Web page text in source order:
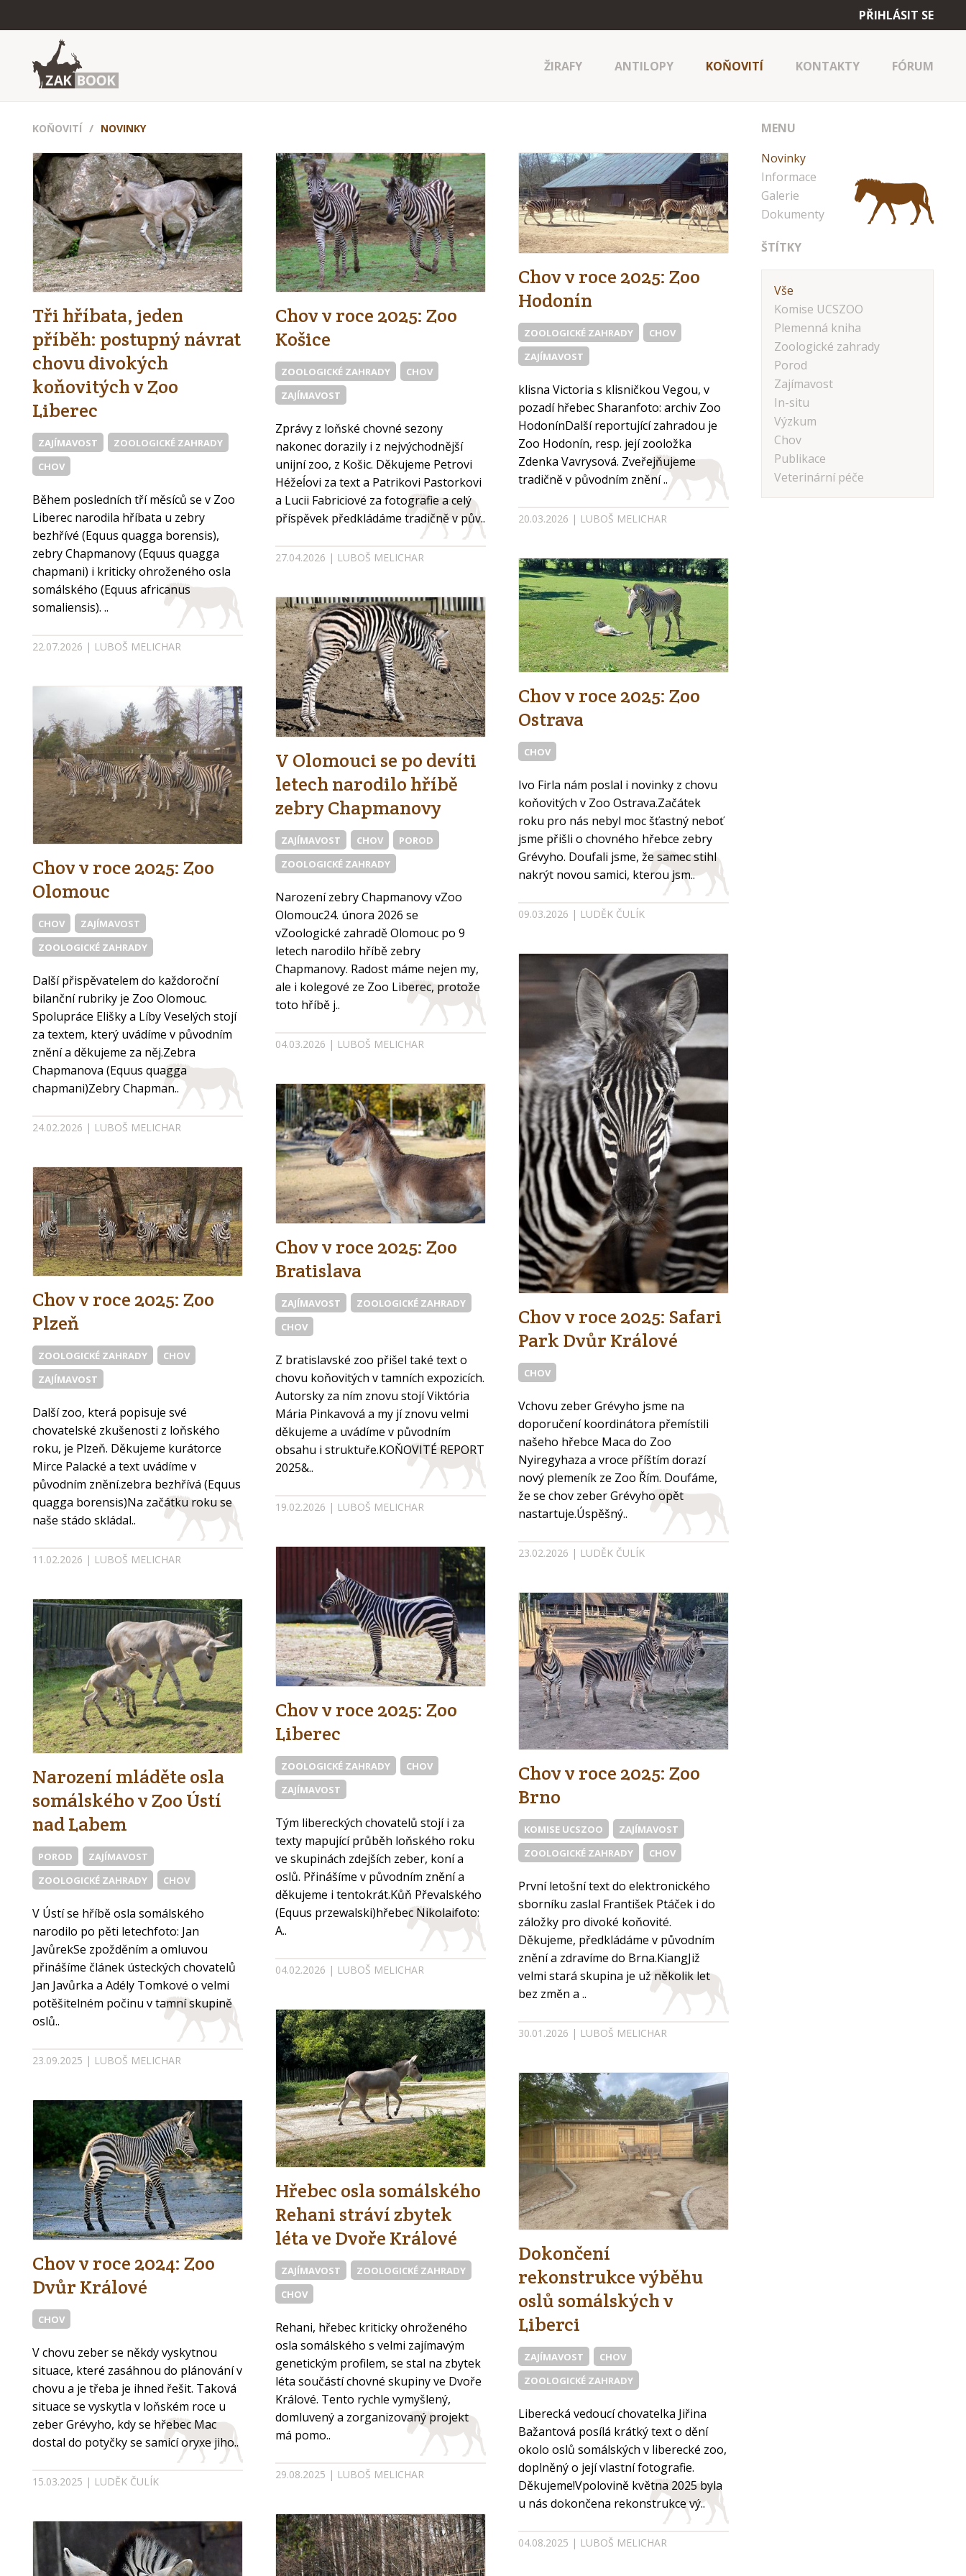
Přihlášení
Heslo
Zapomenuté heslo
ZAVŘÍT PŘIHLÁSIT
PŘIHLÁSIT SE
ŽIRAFY ANTILOPY KOŇOVITÍ KONTAKTY FÓRUM
KOŇOVITÍ NOVINKY
Tři hříbata, jeden
příběh: postupný návrat
chovu divokých
koňovitých v Zoo
Liberec
ZAJÍMAVOST
ZOOLOGICKÉ ZAHRADY
CHOV
Během posledních tří měsíců se v Zoo
Liberec narodila hříbata u zebry
bezhřívé (Equus quagga borensis),
zebry Chapmanovy (Equus quagga
chapmani) i kriticky ohroženého osla
somálského (Equus africanus
somaliensis). ..
22.07.2026 | LUBOŠ MELICHAR
Chov v roce 2025: Zoo
Košice
ZOOLOGICKÉ ZAHRADY
CHOV
ZAJÍMAVOST
Zprávy z loňské chovné sezony
nakonec dorazily i z nejvýchodnější
unijní zoo, z Košic. Děkujeme Petrovi
Héžeĺovi za text a Patrikovi Pastorkovi
a Lucii Fabriciové za fotografie a celý
příspěvek předkládáme tradičně v pův..
27.04.2026 | LUBOŠ MELICHAR
Chov v roce 2025: Zoo
Hodonín
ZOOLOGICKÉ ZAHRADY
CHOV
ZAJÍMAVOST
klisna Victoria s klisničkou Vegou, v
pozadí hřebec Sharanfoto: archiv Zoo
HodonínDalší reportující zahradou je
Zoo Hodonín, resp. její zooložka
Zdenka Vavrysová. Zveřejňujeme
tradičně v původním znění ..
20.03.2026 | LUBOŠ MELICHAR
Chov v roce 2025: Zoo
Ostrava
CHOV
Ivo Firla nám poslal i novinky z chovu
koňovitých v Zoo Ostrava.Začátek
roku pro nás nebyl moc šťastný neboť
jsme přišli o chovného hřebce zebry
Grévyho. Doufali jsme, že samec stihl
nakrýt novou samici, kterou jsm..
09.03.2026 | LUDĚK ČULÍK
V Olomouci se po devíti
letech narodilo hříbě
zebry Chapmanovy
ZAJÍMAVOST CHOV
POROD
ZOOLOGICKÉ ZAHRADY
Narození zebry Chapmanovy vZoo
Olomouc24. února 2026 se
vZoologické zahradě Olomouc po 9
letech narodilo hříbě zebry
Chapmanovy. Radost máme nejen my,
ale i kolegové ze Zoo Liberec, protože
toto hříbě j..
04.03.2026 | LUBOŠ MELICHAR
Chov v roce 2025: Zoo
Olomouc
CHOV
ZAJÍMAVOST
ZOOLOGICKÉ ZAHRADY
Další přispěvatelem do každoroční
bilanční rubriky je Zoo Olomouc.
Spolupráce Elišky a Líby Veselých stojí
za textem, který uvádíme v původním
znění a děkujeme za něj.Zebra
Chapmanova (Equus quagga
chapmani)Zebry Chapman..
24.02.2026 | LUBOŠ MELICHAR
Chov v roce 2025: Safari
Park Dvůr Králové
CHOV
Vchovu zeber Grévyho jsme na
doporučení koordinátora přemístili
našeho hřebce Maca do Zoo
Nyiregyhaza a vroce příštím dorazí
nový plemeník ze Zoo Řím. Doufáme,
že se chov zeber Grévyho opět
nastartuje.Úspěšný..
23.02.2026 | LUDĚK ČULÍK
Chov v roce 2025: Zoo
Bratislava
ZAJÍMAVOST
ZOOLOGICKÉ ZAHRADY
CHOV
Z bratislavské zoo přišel také text o
chovu koňovitých v tamních expozicích.
Autorsky za ním znovu stojí Viktória
Mária Pinkavová a my jí znovu velmi
děkujeme a uvádíme v původním
obsahu i struktuře.KOŇOVITÉ REPORT
2025&..
19.02.2026 | LUBOŠ MELICHAR
Chov v roce 2025: Zoo
Plzeň
ZOOLOGICKÉ ZAHRADY
CHOV
ZAJÍMAVOST
Další zoo, která popisuje své
chovatelské zkušenosti z loňského
roku, je Plzeň. Děkujeme kurátorce
Mirce Palacké a text uvádíme v
původním znění.zebra bezhřívá (Equus
quagga borensis)Na začátku roku se
naše stádo skládal..
11.02.2026 | LUBOŠ MELICHAR
Chov v roce 2025: Zoo
Liberec
ZOOLOGICKÉ ZAHRADY
CHOV
ZAJÍMAVOST
Tým libereckých chovatelů stojí i za
texty mapující průběh loňského roku
ve skupinách zdejších zeber, koní a
oslů. Přinášíme v původním znění a
děkujeme i tentokrát.Kůň Převalského
(Equus przewalski)hřebec Nikolaifoto:
A..
04.02.2026 | LUBOŠ MELICHAR
Chov v roce 2025: Zoo
Brno
KOMISE UCSZOO
ZAJÍMAVOST
ZOOLOGICKÉ ZAHRADY
CHOV
První letošní text do elektronického
sborníku zaslal František Ptáček i do
záložky pro divoké koňovité.
Děkujeme, předkládáme v původním
znění a zdravíme do Brna.KiangJiž
velmi stará skupina je už několik let
bez změn a ..
30.01.2026 | LUBOŠ MELICHAR
Narození mláděte osla
somálského v Zoo Ústí
nad Labem
POROD
ZAJÍMAVOST
ZOOLOGICKÉ ZAHRADY
CHOV
V Ústí se hříbě osla somálského
narodilo po pěti letechfoto: Jan
JavůrekSe zpožděním a omluvou
přinášíme článek ústeckých chovatelů
Jan Javůrka a Adély Tomkové o velmi
potěšitelném počinu v tamní skupině
oslů..
23.09.2025 | LUBOŠ MELICHAR
Hřebec osla somálského
Rehani stráví zbytek
léta ve Dvoře Králové
ZAJÍMAVOST
ZOOLOGICKÉ ZAHRADY
CHOV
Rehani, hřebec kriticky ohroženého
osla somálského s velmi zajímavým
genetickým profilem, se stal na zbytek
léta součástí chovné skupiny ve Dvoře
Králové. Tento rychle vymyšlený,
domluvený a zorganizovaný projekt
má pomo..
29.08.2025 | LUBOŠ MELICHAR
Dokončení
rekonstrukce výběhu
oslů somálských v
Liberci
ZAJÍMAVOST
CHOV
ZOOLOGICKÉ ZAHRADY
Liberecká vedoucí chovatelka Jiřina
Bažantová posílá krátký text o dění
okolo oslů somálských v liberecké zoo,
doplněný o její vlastní fotografie.
Děkujeme!Vpolovině května 2025 byla
u nás dokončena rekonstrukce vý..
04.08.2025 | LUBOŠ MELICHAR
Chov v roce 2024: Zoo
Dvůr Králové
CHOV
V chovu zeber se někdy vyskytnou
situace, které zasáhnou do plánování v
chovu a je třeba je ihned řešit. Taková
situace se vyskytla v loňském roce u
zeber Grévyho, kdy se hřebec Mac
dostal do potyčky se samicí oryxe jiho..
15.03.2025 | LUDĚK ČULÍK
MENU
Novinky
Informace
Galerie
Dokumenty
ŠTÍTKY
Vše
Komise UCSZOO
Plemenná kniha
Zoologické zahrady
Porod
Zajímavost
In-situ
Výzkum
Chov
Publikace
Veterinární péče